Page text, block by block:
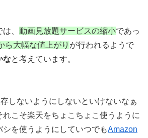
、 動画見放題サービスの縮小であっ
ら大幅な値上がり が行われるようで
なと考えています。
しないようにしないといけないなぁ
れこそ楽天をちょこちょこ使うように
シを使うようにしていつでもAmazon